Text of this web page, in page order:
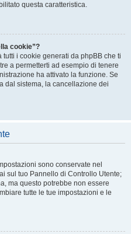
questa caratteristica.
cookie”?
tutti i cookie generati da phpBB che ti
a permetterti ad esempio di tenere
ha attivato la funzione. Se
dal sistema, la cancellazione dei
sono conservate nel
sul tuo Pannello di Controllo Utente;
ma questo potrebbe non essere
tutte le tue impostazioni e le